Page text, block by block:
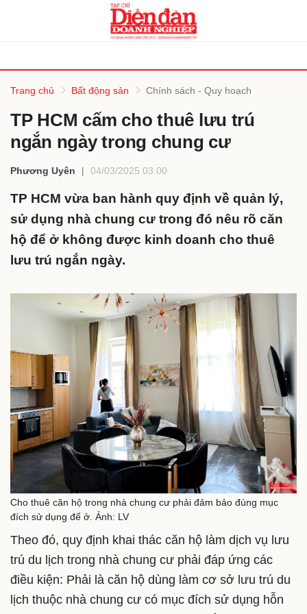
Trang chủ Bất động sản Chính sách - Quy hoạch
TP HCM cấm cho thuê lưu trú
ngắn ngày trong chung cư
Phương Uyên 04/03/2025 03:00
TP HCM vừa ban hành quy định về quản lý,
sử dụng nhà chung cư trong đó nêu rõ căn
hộ để ở không được kinh doanh cho thuê
lưu trú ngắn ngày.
Cho thuê căn hộ trong nhà chung cư phải đảm bảo đúng mục
đích sử dụng để ở. Ảnh: LV
Theo đó, quy định khai thác căn hộ làm dịch vụ lưu
trú du lịch trong nhà chung cư phải đáp ứng các
điều kiện: Phải là căn hộ dùng làm cơ sở lưu trú du
lịch thuộc nhà chung cư có mục đích sử dụng hỗn
luận